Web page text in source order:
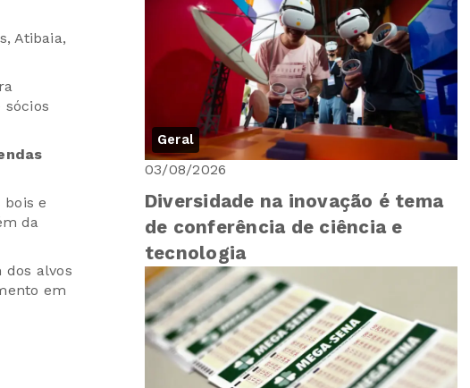
Atibaia,
e
da
dos alvos
em
Geral
03/08/2026
Diversidade na inovação é tema
de conferência de ciência e
tecnologia